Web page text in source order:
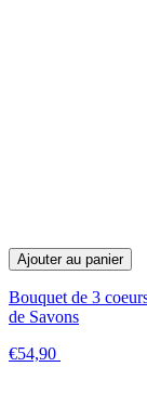
Ajouter au panier
Bouquet de 3
de Savons
€54,90